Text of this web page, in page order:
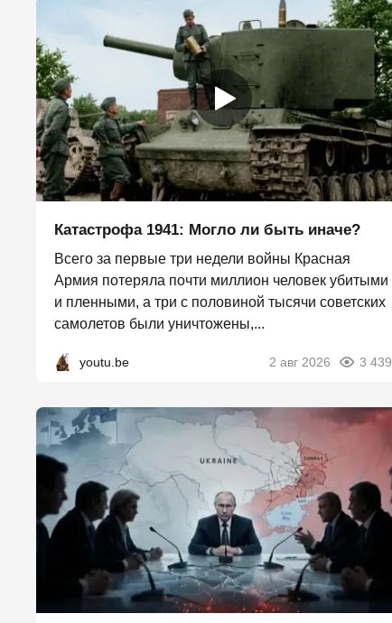
Катастрофа 1941: Могло ли быть иначе?
Всего за первые три недели войны Красная
Армия потеряла почти миллион человек убитыми
и пленными, а три с половиной тысячи советских
самолетов были уничтожены,...
youtu.be 2 авг 2026 3 439